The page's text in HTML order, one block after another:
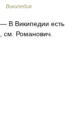
Википедия
— В Википедии есть
см. Романович.